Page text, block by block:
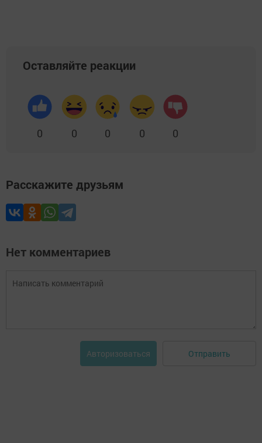
Оставляйте реакции
0 0 0 0 0
Расскажите друзьям
Нет комментариев
Авторизоваться Отправить